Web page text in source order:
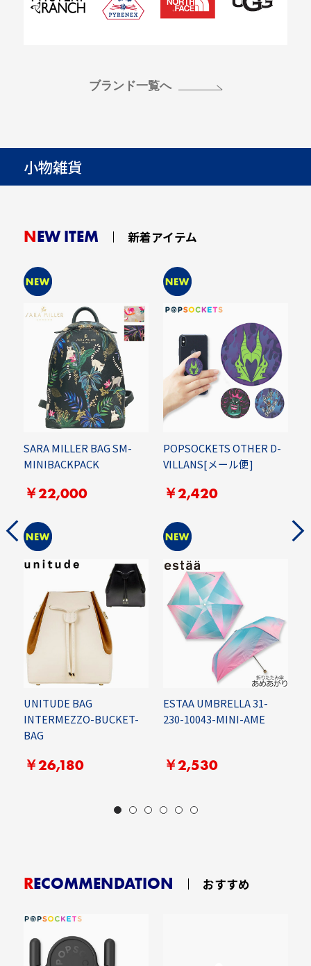
ブランド一覧へ
小物雑貨
NEW ITEM 新着アイテム
SARA MILLER BAG SM-
MINIBACKPACK
￥22,000
POPSOCKETS OTHER D-
VILLANS[メール便]
￥2,420
UNITUDE BAG
INTERMEZZO-BUCKET-
BAG
￥26,180
ESTAA UMBRELLA 31-
230-10043-MINI-AME
￥2,530
RECOMMENDATION おすすめ